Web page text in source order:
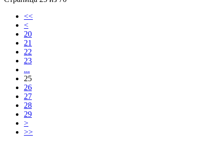
<<
<
20
21
22
23
...
25
26
27
28
29
>
>>